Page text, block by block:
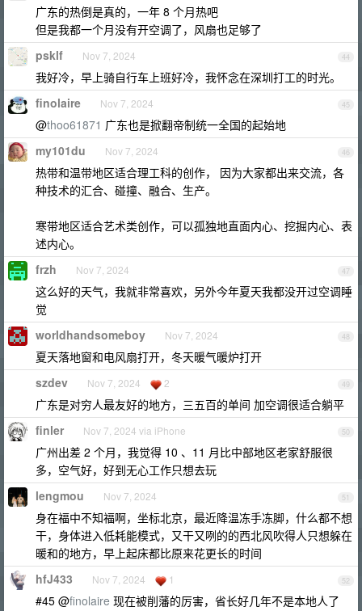
广东的热倒是真的，一年 8 个月热吧
但是我都一个月没有开空调了，风扇也足够了
44
psklf Nov 7, 2024
我好冷，早上骑自行车上班好冷，我怀念在深圳打工的时光。
45
finolaire Nov 7, 2024
@thoo61871 广东也是掀翻帝制统一全国的起始地
46
my101du Nov 7, 2024
热带和温带地区适合理工科的创作， 因为大家都出来交流，各
种技术的汇合、碰撞、融合、生产。
寒带地区适合艺术类创作，可以孤独地直面内心、挖掘内心、表
述内心。
47
frzh Nov 7, 2024
这么好的天气，我就非常喜欢，另外今年夏天我都没开过空调睡
觉
48
worldhandsomeboy Nov 7, 2024
夏天落地窗和电风扇打开，冬天暖气暖炉打开
49
szdev Nov 7, 2024 2
广东是对穷人最友好的地方，三五百的单间 加空调很适合躺平
50
finler Nov 7, 2024 via iPhone
广州出差 2 个月，我觉得 10 、11 月比中部地区老家舒服很
多，空气好，好到无心工作只想去玩
51
lengmou Nov 7, 2024
身在福中不知福啊，坐标北京，最近降温冻手冻脚，什么都不想
干，身体进入低耗能模式，又干又咧的的西北风吹得人只想躲在
暖和的地方，早上起床都比原来花更长的时间
52
hfJ433 Nov 7, 2024 1
#45 @finolaire 现在被削藩的厉害，省长好几年不是本地人了